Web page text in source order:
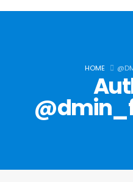
HOME